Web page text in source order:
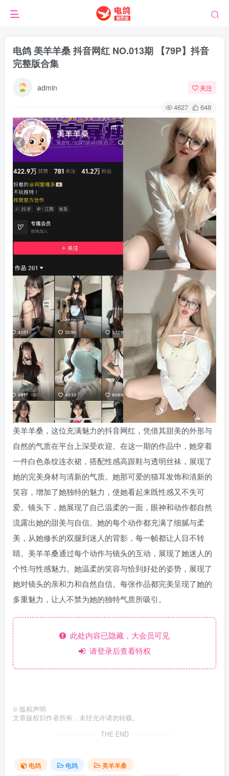
电鸽 美羊羊桑 抖音网红 NO.013期 【79P】抖音
完整版合集
admin 关注
4627 648
美羊羊桑，这位充满魅力的抖音网红，凭借其甜美的外形与
自然的气质在平台上深受欢迎。在这一期的作品中，她穿着
一件白色条纹连衣裙，搭配性感高跟鞋与透明丝袜，展现了
她的完美身材与清新的气质。她那可爱的猫耳发饰和清新的
笑容，增加了她独特的魅力，使她看起来既性感又不失可
爱。镜头下，她展现了自己温柔的一面，眼神和动作都自然
流露出她的甜美与自信。她的每个动作都充满了细腻与柔
美，从她修长的双腿到迷人的背影，每一帧都让人目不转
睛。美羊羊桑通过每个动作与镜头的互动，展现了她迷人的
个性与性感魅力。她温柔的笑容与恰到好处的姿势，展现了
她对镜头的亲和力和自然自信。每张作品都完美呈现了她的
多重魅力，让人不禁为她的独特气质所吸引。
此处内容已隐藏，大会员可见
请登录后查看特权
© 版权声明
文章版权归作者所有，未经允许请勿转载。
THE END
电鸽 电鸽
美羊羊桑